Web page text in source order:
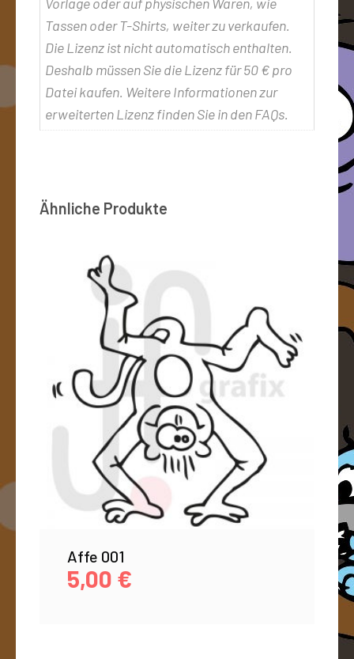
Tassen oder T-Shirts, weiter zu verkaufen.
Die Lizenz ist nicht automatisch enthalten.
Deshalb müssen Sie die Lizenz für 50 € pro
Datei kaufen. Weitere Informationen zur
erweiterten Lizenz finden Sie in den FAQs.
Ähnliche Produkte
Affe 001
5,00 €